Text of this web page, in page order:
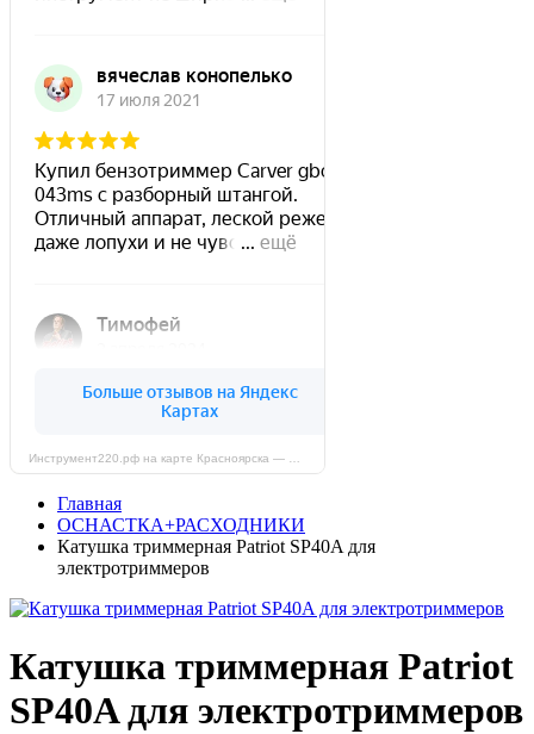
Главная
ОСНАСТКА+РАСХОДНИКИ
Катушка триммерная Patriot SP40A для
электротриммеров
Катушка триммерная Patriot
SP40A для электротриммеров